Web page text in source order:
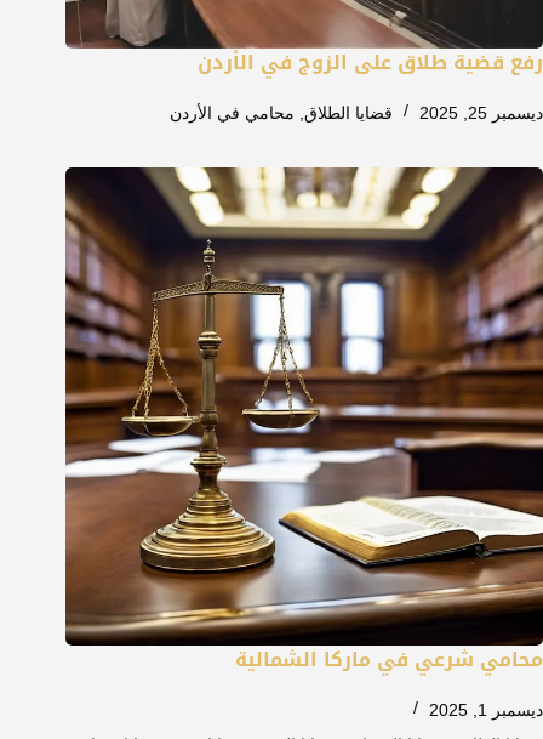
رفع قضية طلاق على الزوج في الأردن
ديسمبر 25, 2025 قضايا الطلاق محامي في الأردن
محامي شرعي في ماركا الشمالية
ديسمبر 1, 2025